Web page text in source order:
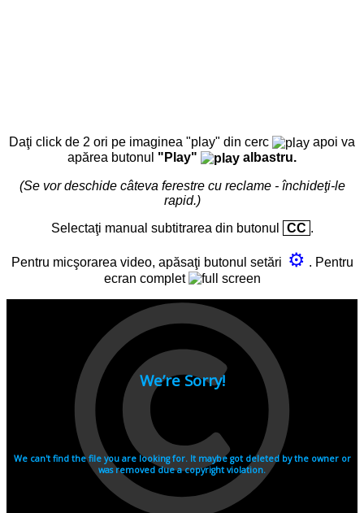
Daţi click de 2 ori pe imaginea "play" din cerc
apoi va
apărea butonul "Play" albastru.
(Se vor deschide câteva ferestre cu reclame - închideţi-le
rapid.)
Selectaţi manual subtitrarea din butonul
CC .
Pentru micşorarea video, apăsaţi butonul setări ⚙ . Pentru
ecran complet